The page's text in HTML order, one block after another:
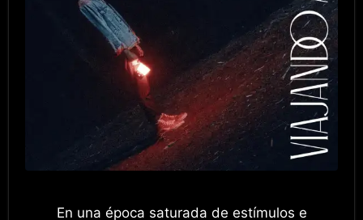
En una época saturada de estímulos e